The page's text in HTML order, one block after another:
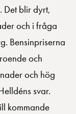
Det blir dyrt,
och i fråga
Bensinpriserna
och
och hög
svar.
kommande